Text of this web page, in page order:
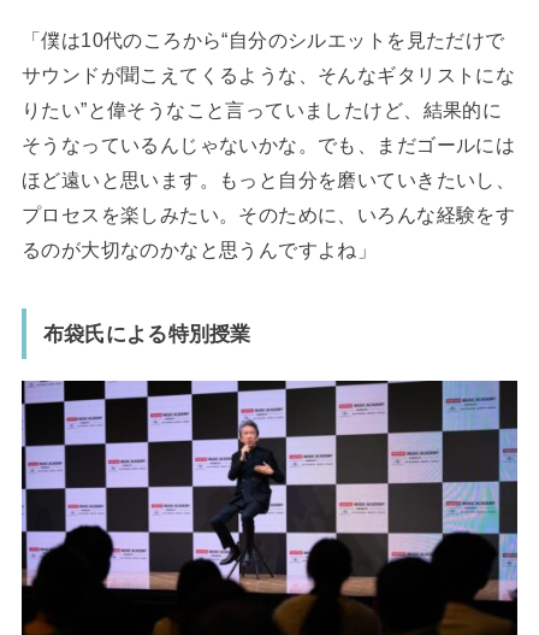
「僕は10代のころから“自分のシルエットを見ただけで
サウンドが聞こえてくるような、そんなギタリストにな
りたい”と偉そうなこと言っていましたけど、結果的に
そうなっているんじゃないかな。でも、まだゴールには
ほど遠いと思います。もっと自分を磨いていきたいし、
プロセスを楽しみたい。そのために、いろんな経験をす
るのが大切なのかなと思うんですよね」
布袋氏による特別授業